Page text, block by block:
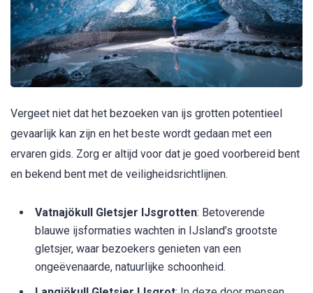
Vergeet niet dat het bezoeken van ijs grotten potentieel
gevaarlijk kan zijn en het beste wordt gedaan met een
ervaren gids. Zorg er altijd voor dat je goed voorbereid bent
en bekend bent met de veiligheidsrichtlijnen.
Vatnajökull Gletsjer IJsgrotten: Betoverende
blauwe ijsformaties wachten in IJsland’s grootste
gletsjer, waar bezoekers genieten van een
ongeëvenaarde, natuurlijke schoonheid.